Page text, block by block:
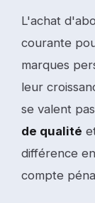
L'achat
courante
marques
leur
se valent
de qualité
différence
compte